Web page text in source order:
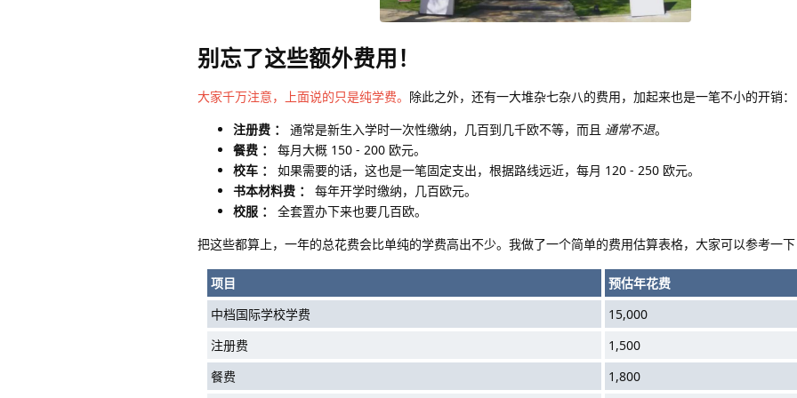
别忘了这些额外费用！
大家千万注意，上面说的只是纯学费。 除此之外，还有一大堆杂七杂八的费用，加起来也是一笔不小的开销：
注册费 ：
通常是新生入学时一次性缴纳，几百到几千欧不等，而且 通常不退。
餐费 ：
每月大概 150 - 200 欧元。
校车 ：
如果需要的话，这也是一笔固定支出，根据路线远近，每月 120 - 250 欧元。
书本材料费 ：
每年开学时缴纳，几百欧元。
校服 ：
全套置办下来也要几百欧。
把这些都算上，一年的总花费会比单纯的学费高出不少。我做了一个简单的费用估算表格，大家可以参考一
项目
预估年花费
中档国际学校学费
15,000
注册费
1,500
餐费
1,800